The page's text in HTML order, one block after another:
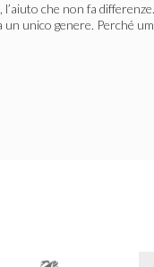
che non fa
unico genere. Perché